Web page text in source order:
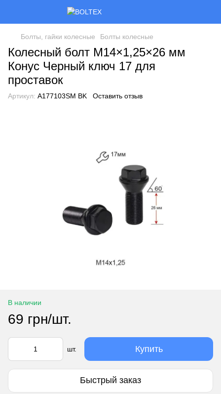
Болты, гайки колесные Болты колесные
Колесный болт M14×1,25×26 мм
Конус Черный ключ 17 для
проставок
Артикул: A177103SM BK Оставить отзыв
В наличии
69 грн/шт.
шт. Купить
Быстрый заказ